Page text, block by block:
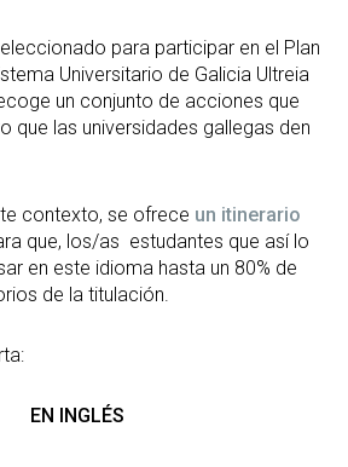
para participar en el Plan
Universitario de Galicia Ultreia
un conjunto de acciones que
que las universidades gallegas den
contexto, se ofrece un itinerario
que, los/as estudantes que así lo
en este idioma hasta un 80% de
de la titulación.
EN INGLÉS